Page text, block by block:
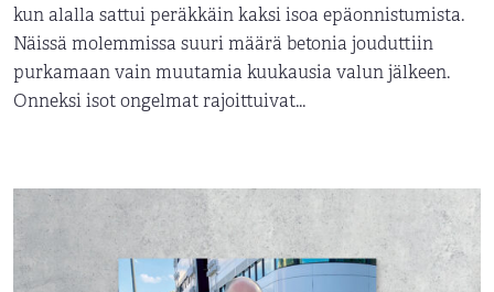
kun alalla sattui peräkkäin kaksi isoa epäonnistumista.
Näissä molemmissa suuri määrä betonia jouduttiin
purkamaan vain muutamia kuukausia valun jälkeen.
Onneksi isot ongelmat rajoittuivat...